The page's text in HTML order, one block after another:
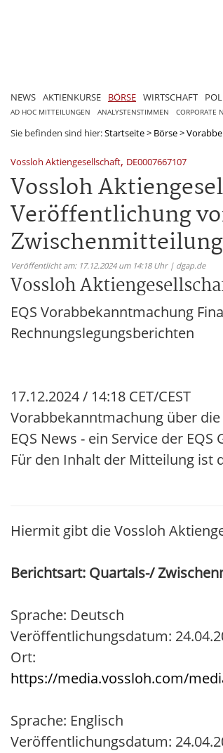
NEWS AKTIENKURSE BÖRSE WIRTSCHAFT
AD HOC MITTEILUNGEN ANALYSTENSTIMMEN CORPORATE
Sie befinden sind hier:Startseite> Börse>
Vossloh Aktiengesellschaft, DE0007667107
Vossloh
Veröffentlichung
Veröffentlicht am: 17.12.2024 um 14:18 Uhr | dgap.de
Vossloh
EQS Vorabbekanntmachung
Rechnungslegungsberichten
17.12.2024 / 14:18 CET/CEST
Vorabbekanntmachung über
EQS News - ein Service der EQS
Für den Inhalt der Mitteilung ist
Hiermit gibt die Vossloh
Berichtsart: Quartals-/
Sprache: Deutsch
Veröffentlichungsdatum:
Ort:
https://media.vossloh.com/
Sprache: Englisch
Veröffentlichungsdatum: